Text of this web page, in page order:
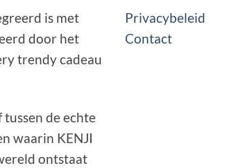
is met
door het
trendy cadeau
de echte
waarin KENJI
ontstaat
Privacybeleid
Contact